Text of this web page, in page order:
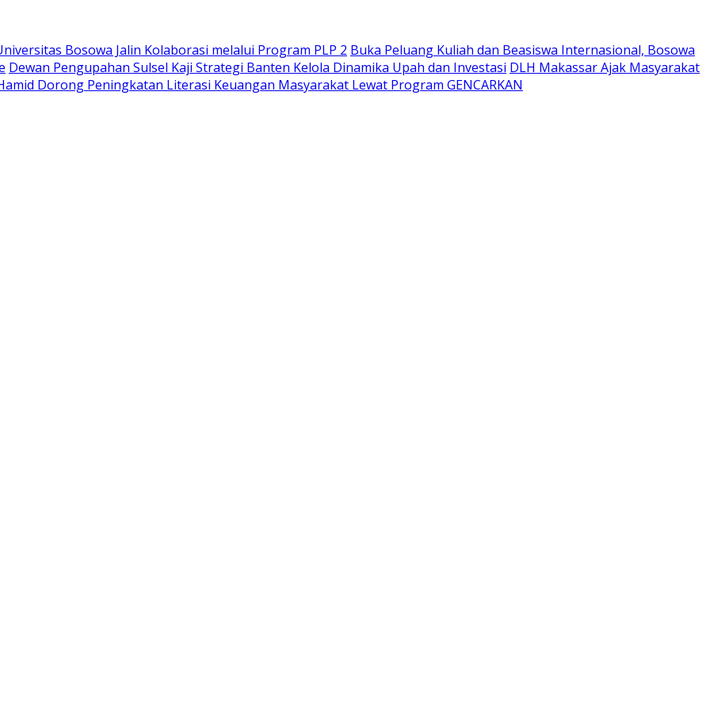
Bosowa Jalin Kolaborasi melalui Program PLP 2 Buka Peluang Kuliah dan Beasiswa Internasional, Bosowa
Dewan Pengupahan Sulsel Kaji Strategi Banten Kelola Dinamika Upah dan Investasi DLH Makassar Ajak Masyarakat
Dorong Peningkatan Literasi Keuangan Masyarakat Lewat Program GENCARKAN